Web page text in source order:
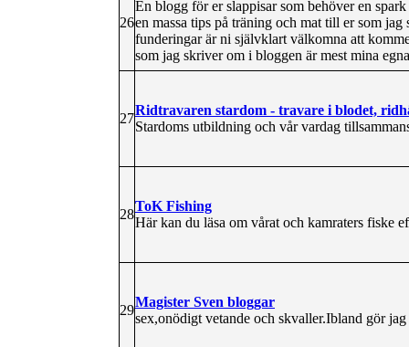
26
En blogg för er slappisar som behöver en
en massa tips på träning och mat till er som
funderingar är ni självklart välkomna att
som jag skriver om i bloggen är mest mina
27
Ridtravaren stardom - travare i blodet,
Stardoms utbildning och vår vardag
28
ToK Fishing
Här kan du läsa om vårat och kamraters fiske
29
Magister Sven bloggar
sex,onödigt vetande och skvaller.Ibland gör